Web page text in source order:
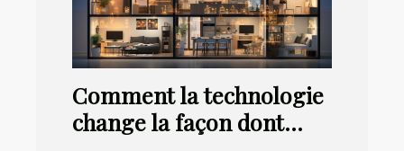
Comment la technologie
change la façon dont